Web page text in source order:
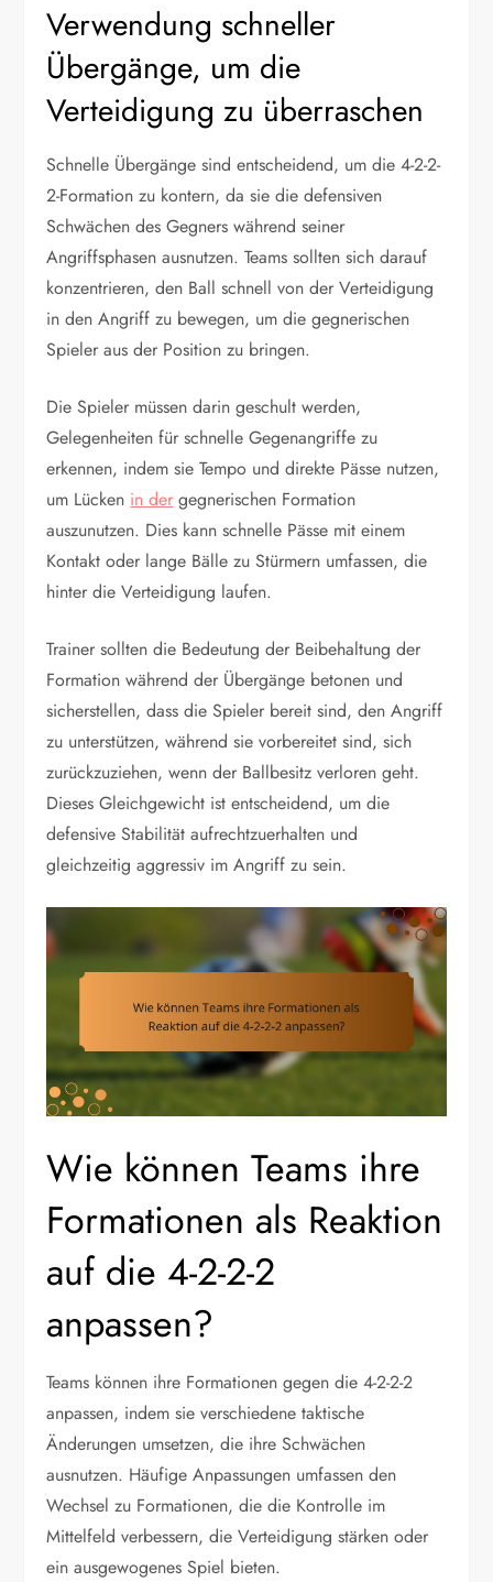
Verwendung schneller
Übergänge, um die
Verteidigung zu überraschen
Schnelle Übergänge sind entscheidend, um die 4-2-2-
2-Formation zu kontern, da sie die defensiven
Schwächen des Gegners während seiner
Angriffsphasen ausnutzen. Teams sollten sich darauf
konzentrieren, den Ball schnell von der Verteidigung
in den Angriff zu bewegen, um die gegnerischen
Spieler aus der Position zu bringen.
Die Spieler müssen darin geschult werden,
Gelegenheiten für schnelle Gegenangriffe zu
erkennen, indem sie Tempo und direkte Pässe nutzen,
um Lücken in der gegnerischen Formation
auszunutzen. Dies kann schnelle Pässe mit einem
Kontakt oder lange Bälle zu Stürmern umfassen, die
hinter die Verteidigung laufen.
Trainer sollten die Bedeutung der Beibehaltung der
Formation während der Übergänge betonen und
sicherstellen, dass die Spieler bereit sind, den Angriff
zu unterstützen, während sie vorbereitet sind, sich
zurückzuziehen, wenn der Ballbesitz verloren geht.
Dieses Gleichgewicht ist entscheidend, um die
defensive Stabilität aufrechtzuerhalten und
gleichzeitig aggressiv im Angriff zu sein.
Wie können Teams ihre
Formationen als Reaktion
auf die 4-2-2-2
anpassen?
Teams können ihre Formationen gegen die 4-2-2-2
anpassen, indem sie verschiedene taktische
Änderungen umsetzen, die ihre Schwächen
ausnutzen. Häufige Anpassungen umfassen den
Wechsel zu Formationen, die die Kontrolle im
Mittelfeld verbessern, die Verteidigung stärken oder
ein ausgewogenes Spiel bieten.